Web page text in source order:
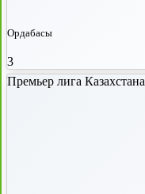
Ордабасы
3
Премьер лига Казахстана